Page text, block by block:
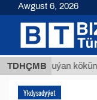
TDHÇMB
Buýan köküniň
Ykdysadyýet
Awgust 6, 2026